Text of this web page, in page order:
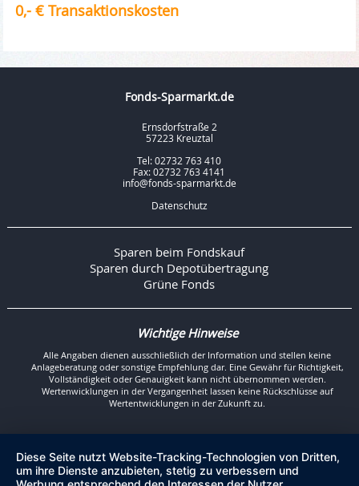
0,- € Transaktionskosten
Fonds-Sparmarkt.de
Ernsdorfstraße 2
57223 Kreuztal
Tel: 02732 763 410
Fax: 02732 763 4141
info@fonds-sparmarkt.de
Datenschutz
Sparen beim Fondskauf
Sparen durch Depotübertragung
Grüne Fonds
Wichtige Hinweise
Alle Angaben dienen ausschließlich der Information und stellen keine
Anlageberatung oder sonstige Empfehlung dar. Eine Gewähr für Richtigkeit,
Vollständigkeit oder Genauigkeit kann nicht übernommen werden.
Wertenwicklungen in der Vergangenheit lassen keine Rückschlüsse auf
Wertentwicklungen in der Zukunft zu.
Diese Seite nutzt Website-Tracking-Technologien von Dritten,
um ihre Dienste anzubieten, stetig zu verbessern und